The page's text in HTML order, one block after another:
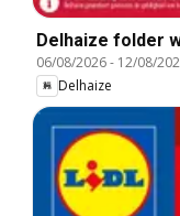
Delhaize folder
06/08/2026- 12/08/
Delhaize